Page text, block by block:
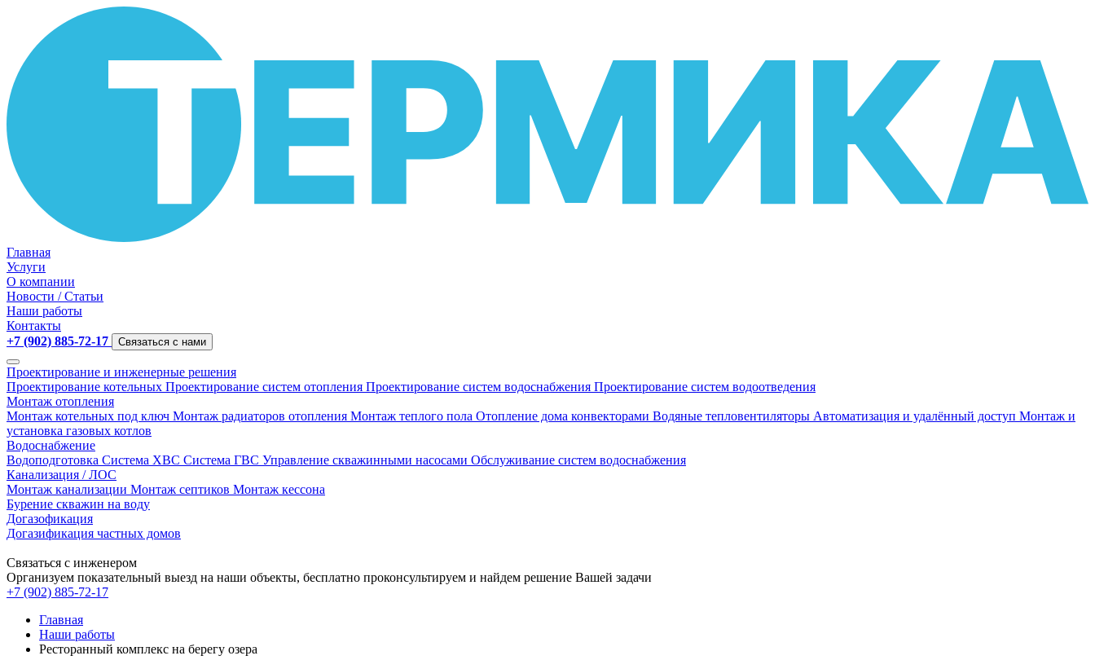
Главная
Услуги
О компании
Новости / Статьи
Наши работы
Контакты
+7 (902) 885-72-17
Связаться с нами
Проектирование и инженерные решения
Проектирование котельных Проектирование систем отопления Проектирование систем водоснабжения Проектирование систем водоотведения
Монтаж отопления
Монтаж котельных под ключ Монтаж радиаторов отопления Монтаж теплого пола Отопление дома конвекторами Водяные тепловентиляторы Автоматизация и удалённый доступ Монтаж и
установка газовых котлов
Водоснабжение
Водоподготовка Система ХВС Система ГВС Управление скважинными насосами Обслуживание систем водоснабжения
Канализация / ЛОС
Монтаж канализации Монтаж септиков Монтаж кессона
Бурение скважин на воду
Догазофикация
Догазификация частных домов
Связаться с инженером
Организуем показательный выезд на наши объекты, бесплатно проконсультируем и найдем решение Вашей задачи
+7 (902) 885-72-17
Главная
Наши работы
Ресторанный комплекс на берегу озера